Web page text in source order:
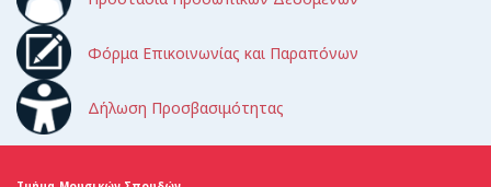
Φόρμα Επικοινωνίας και Παραπόνων
Δήλωση Προσβασιμότητας